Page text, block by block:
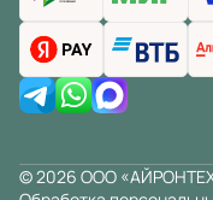
© 2026 ООО